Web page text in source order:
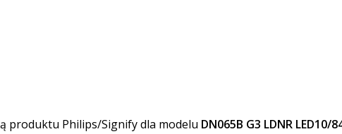
produktu Philips/Signify dla modelu DN065B G3 LDNR LED10/